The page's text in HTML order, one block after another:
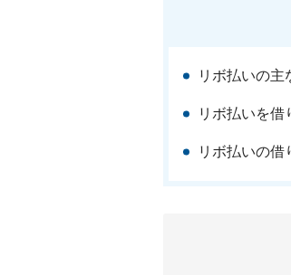
リボ払いの主
リボ払いを借
リボ払いの借